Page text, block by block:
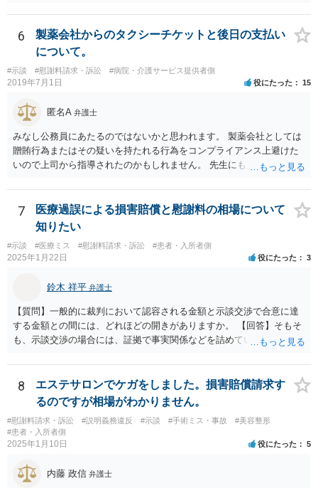
の過失（医療ミス）の立証なのですが、本件では過失自体には争いが
ないため、損害額の立証が主なポイントになります。 損害額に立証に
関しては、交通事故事件と同様の発想で考えればよいので、対応でき
る弁護士は多いと思います。 今後の交渉については、ご自身で対応さ
れることも可能ではありますが、相手方保険会社は容易に増額に応じ
ない（多少の増額はあり得るとしても、裁判基準での和解は難しい）
と思われます。 弁護士が介入することにより提示額が大きく変わるこ
とは多々あるため、可能であれば弁護士に依頼した上での交渉をお勧
めしたいところです。
6
製薬会社からのタクシーチケットと後日の支払い
について。
#示談 #慰謝料請求・訴訟 #病院・介護サービス提供者側
2019年7月1日 役にたった 15
匿名A 弁護士
みなし公務員にあたるのではないかと思われます。 製薬会社としては
贈賄行為またはその疑いを持たれる行為をコンプライアンス上避けた
いので上司から指導されたのかもしれません。 先生にも万一迷惑をか
7
医療過誤による損害賠償と慰謝料の相場について
知りたい
#示談 #医療ミス #慰謝料請求・訴訟 #患者・入所者側
2025年1月22日 役にたった 3
鈴木 祥平 弁護士
【質問】一般的に裁判において認容される金額と示談交渉で合意に達
する金額との間には、どれほどの開きがありますか。 【回答】そもそ
も、示談交渉の場合には、証拠で事実関係などを詰めていないことが
程度にはなると思います。
8
エステサロンでケガをしました。損害賠償請求す
るのですが相場がわかりません。
#慰謝料請求・訴訟 #説明義務違反 #示談 #手術ミス・事故
#美容整形
#患者・入所者側
2025年1月10日 役にたった 5
内藤 政信 弁護士